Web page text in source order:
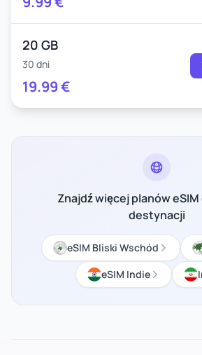
20 GB
30 dni
19.99€
Znajdź więcej planów
destynacji
eSIM Bliski Wschód
eSIM Indie